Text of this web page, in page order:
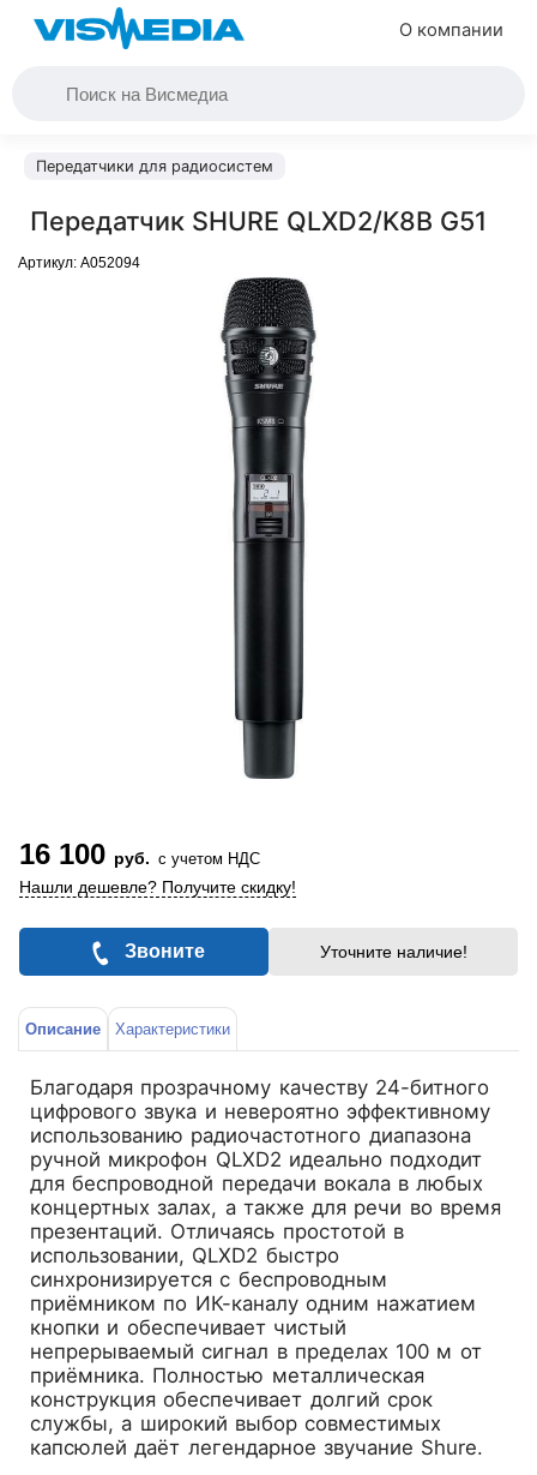
О компании
Передатчики для радиосистем
Передатчик SHURE QLXD2/K8B G51
Артикул: A052094
16 100 руб. с учетом НДС
Нашли дешевле? Получите скидку!
Звоните Уточните наличие!
Описание Характеристики
Благодаря прозрачному качеству 24-битного
цифрового звука и невероятно эффективному
использованию радиочастотного диапазона
ручной микрофон QLXD2 идеально подходит
для беспроводной передачи вокала в любых
концертных залах, а также для речи во время
презентаций. Отличаясь простотой в
использовании, QLXD2 быстро
синхронизируется с беспроводным
приёмником по ИК-каналу одним нажатием
кнопки и обеспечивает чистый
непрерываемый сигнал в пределах 100 м от
приёмника. Полностью металлическая
конструкция обеспечивает долгий срок
службы, а широкий выбор совместимых
капсюлей даёт легендарное звучание Shure.